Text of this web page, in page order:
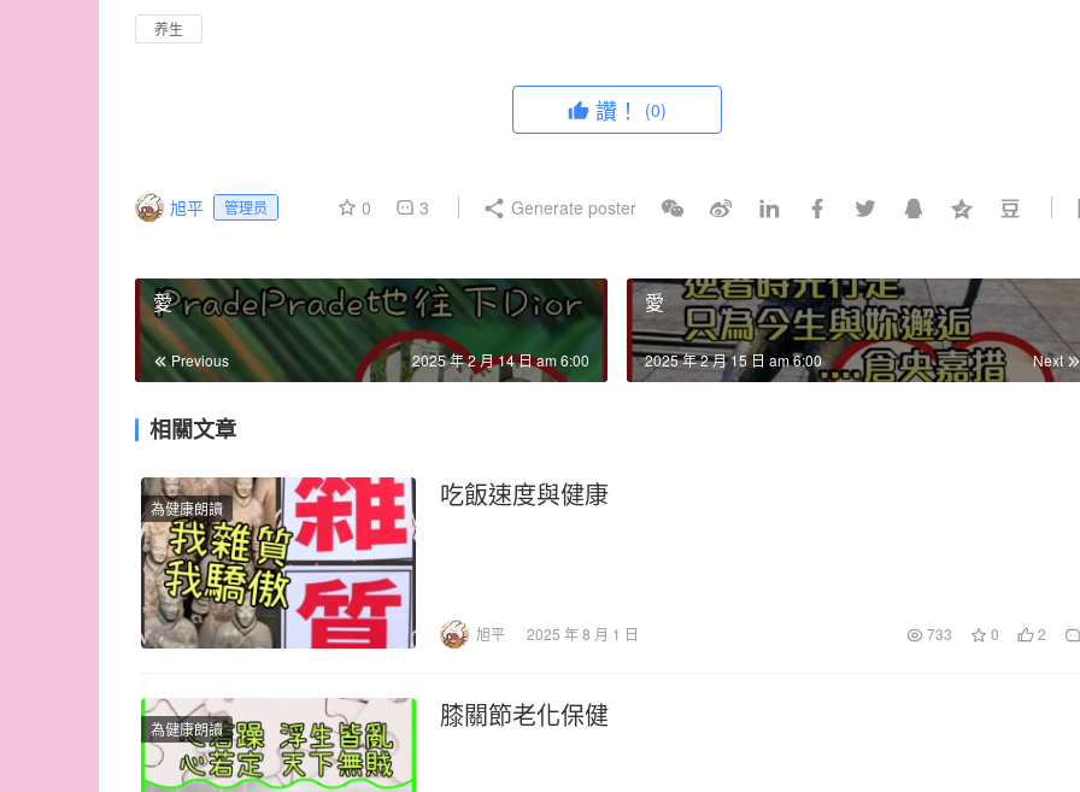
a
y
c
e
e
养生
讚！ (0)
旭平 管理员 0 3 Generate poster
愛
Previous 2025 年 2 月 14 日 am 6:00
愛
Next
2025 年 2 月 15 日 am 6:00
相關文章
為健康朗讀 吃飯速度與健康
旭平 2025 年 8 月 1 日 733 0 2
為健康朗讀 膝關節老化保健